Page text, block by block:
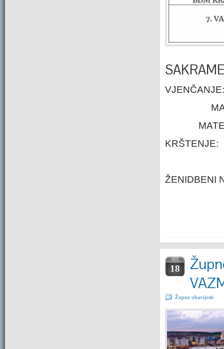
VJENČANJE:
KRŠTENJE:
ŽENIDBENI
SVI.
18
Župne obavijesti